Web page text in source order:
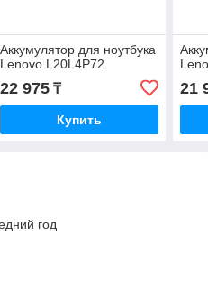
Аккумулятор для ноутбука
Lenovo L20L4P72
22 975₸
Купить
21
год